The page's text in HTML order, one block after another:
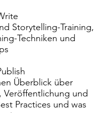
Storytelling-Training,
Techniken und
Überblick über
Veröffentlichung und
Practices und was